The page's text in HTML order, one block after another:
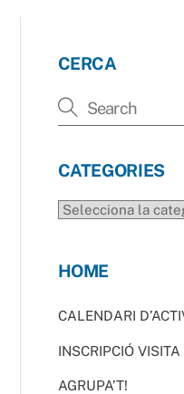
CERCA
CATEGORIES
CATEGORIES
HOME
CALENDARI
INSCRIPCIÓ VISITA
AGRUPA’T!